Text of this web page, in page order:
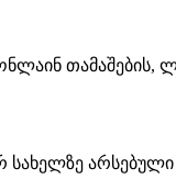
არსებული